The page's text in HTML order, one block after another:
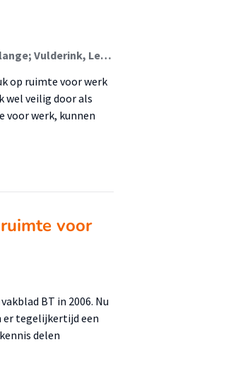
Adams, Monica; van Hagen, Folkert; van Dorp, Jenske; Frankort, Solange; Vulderink, Lenard; Brugmans, Auke; Peek, Gert-Joost; Borra, Bernardina (Lectoraat Bouwtransformatie); Suurenbroek, Frank (Lectoraat Bouwtransformatie); Pen, Cees-Jan
op ruimte voor werk
wel veilig door als
voor werk, kunnen
voor
BT in 2006. Nu
er tegelijkertijd een
delen